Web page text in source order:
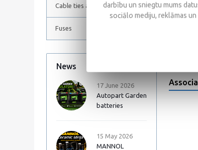
Cable ties and Hose clamps
Fuses
News
17 June 2026
Autopart Garden
batteries
15 May 2026
MANNOL
darbību un sniegtu mums
sociālo mediju, reklāmas